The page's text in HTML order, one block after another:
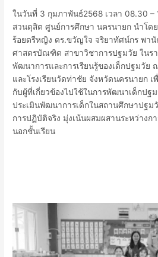
ในวันที่ 3 กุมภาพันธ์2568 เวลา 08.30 –
สวนดุสิต ศูนย์การศึกษา นครนายก นำโด
ร้อยตรีหญิง ดร.ขวัญใจ จริยาทัศน์กร พา
ศาสตรบัณฑิต สาขาวิชาการปฐมวัย ในรา
พัฒนาการและการเรียนรู้ของเด็กปฐมวัย
และโรงเรียนวัดท่าชัย จังหวัดนครนายก เ
กับผู้ที่เกี่ยวข้องไปใช้ในการพัฒนาเด็กปฐ
ประเมินพัฒนาการเด็กในสถานศึกษาปฐมวั
การปฏิบัติจริง มุ่งเน้นผสมผสานระหว่างก
นอกชั้นเรียน